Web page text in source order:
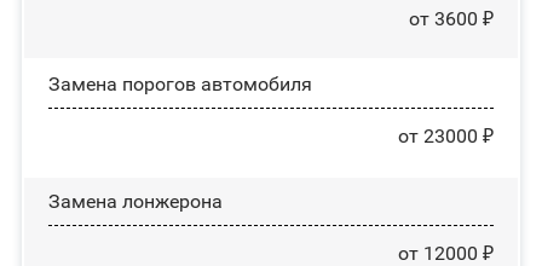
от 3600 ₽
Замена порогов автомобиля
от 23000 ₽
Замена лонжерона
от 12000 ₽